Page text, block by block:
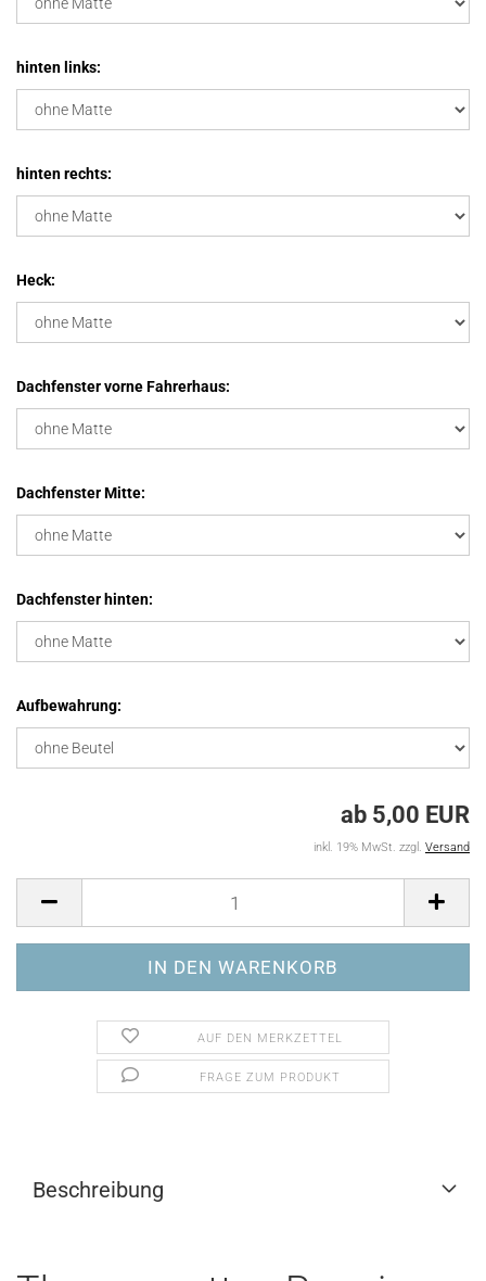
hinten links:
hinten rechts:
Heck:
Dachfenster vorne Fahrerhaus:
Dachfenster Mitte:
Dachfenster hinten:
Aufbewahrung:
ab 5,00 EUR
inkl. 19% MwSt. zzgl. Versand
AUF DEN MERKZETTEL
FRAGE ZUM PRODUKT
Beschreibung